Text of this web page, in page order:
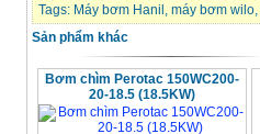
Tags: Máy bơm Hanil , máy bơm wilo,
Sản phẩm khác
Bơm chìm Perotac 150WC200-
20-18.5 (18.5KW)